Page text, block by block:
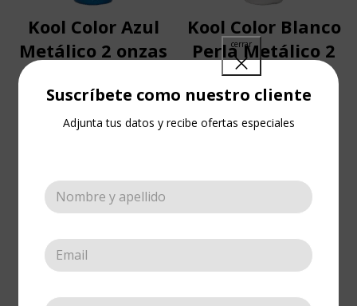
Suscríbete como nuestro cliente
Adjunta tus datos y recibe ofertas especiales
Kool Color Azul
Metálico 2 onzas
Pinturas Bordeadores
Color (Metálico)
Cotizar
Kool Color Blanco
Perla Metálico 2
onzas
Color (Metálico)